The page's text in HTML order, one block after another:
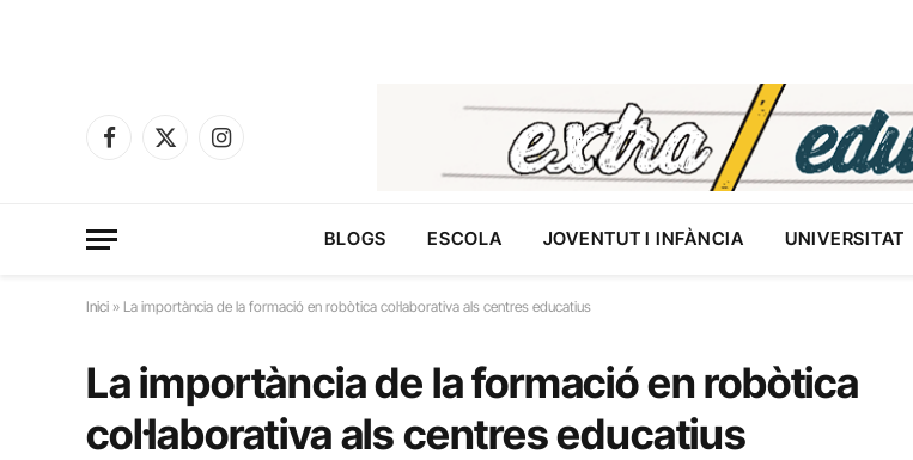
Facebook
X
Instagram
BLOGS ESCOLA JOVENTUT I INFÀNCIA UNIVERSITAT
Inici » La importància de la formació en robòtica col·laborativa als centres educatius
La importància de la formació en robòtica
col·laborativa als centres educatius